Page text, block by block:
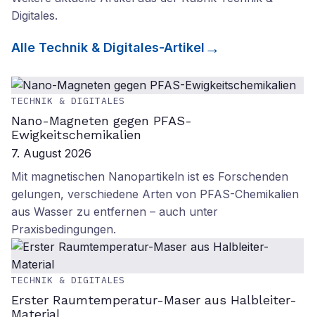
Digitales.
Alle Technik & Digitales-Artikel
TECHNIK & DIGITALES
Nano-Magneten gegen PFAS-
Ewigkeitschemikalien
7. August 2026
Mit magnetischen Nanopartikeln ist es Forschenden
gelungen, verschiedene Arten von PFAS-Chemikalien
aus Wasser zu entfernen – auch unter
Praxisbedingungen.
TECHNIK & DIGITALES
Erster Raumtemperatur-Maser aus Halbleiter-
Material